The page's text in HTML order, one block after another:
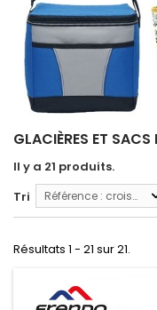
GLACIÈRES ET SACS
Il y a 21 produits.
Tri
Référence : croissante
Résultats 1 - 21 sur 21.